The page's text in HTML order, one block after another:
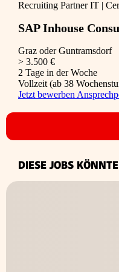
Recruiting Partner IT |
SAP Inhouse
Graz oder Guntramsdorf
> 3.500 €
2 Tage in der Woche
Vollzeit (ab 38
Jetzt bewerben
DIESE JOBS